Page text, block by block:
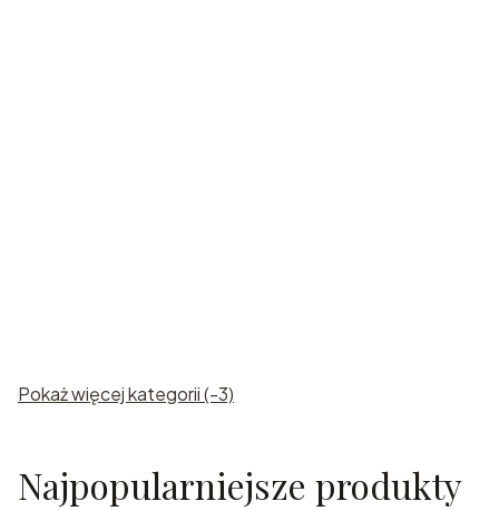
Pokaż więcej kategorii (-3)
Najpopularniejsze produkty